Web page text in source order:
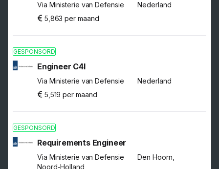
Via Ministerie van Defensie
Nederland
5,863 per maand
GESPONSORD
Engineer C4I
Via Ministerie van Defensie
Nederland
5,519 per maand
GESPONSORD
Requirements Engineer
Via Ministerie van Defensie
Den Hoorn,
Noord-Holland